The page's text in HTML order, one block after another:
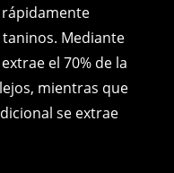
Mediante
el 70% de la
mientras que
se extrae